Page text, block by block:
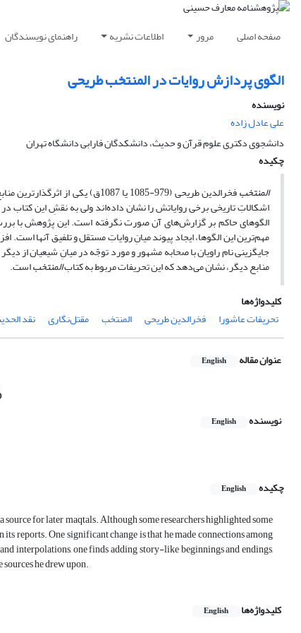
صفحه اصلی مرور اطلاعات نشریه راهنمای نویسندگان
الگوی پردازش روایات در المنتخب طریحی
نویسنده
علی عادل زاده
دانشجوی دکتری علوم قرآن و حدیث، دانشکدگان فارابی دانشگاه تهران
چکیده
المنتخب
فخرالدین طریحی (979-1085 یا
اشکالاتِ تاریخی برخی روایاتش را نشان داده‌اند ولی به نقشِ این کتاب
الگوهای حاکم بر گزارش‌های آن صورت نگرفته است. این پژوهش با
مهم‌ترین این الگوها، ایجاد پیوند میانِ روایاتِ مستقل و تلفیق آنها
جایگزینی نام راویان با صحابه مشهور و مورد توجّه در میانِ شیعیان از
منابع دیگر، نشان‌ می‌دهد که این تحریفات مربوط به کتابالمنتخباست.
کلیدواژه‌ها
تحریفات عاشورا
فخرالدین طریحی المنتخب مقتل‌نگاری نقد
عنوان مقاله English
نویسنده English
چکیده
English
for later maqtals. Although some researchers highlighted some
reports. One significant change is that he made connections among
interpolations, one finds adding story-like beginnings and endings,
he drew upon.
کلیدواژه‌ها English